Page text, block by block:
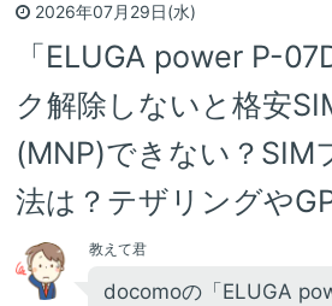
2026年07月29日(水)
「ELUGA power P-
ク解除しないと格安
(MNP)できない？SIM
法は？テザリングや
教えて君
docomoの「ELUGA